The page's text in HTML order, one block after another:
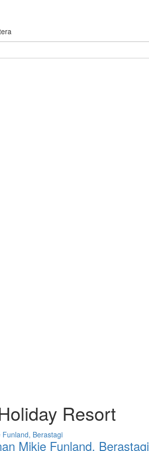
Resort
Mikie Funland, Berastagi